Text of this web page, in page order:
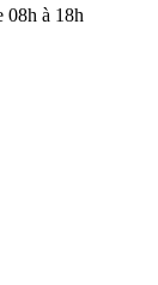
08h à 18h